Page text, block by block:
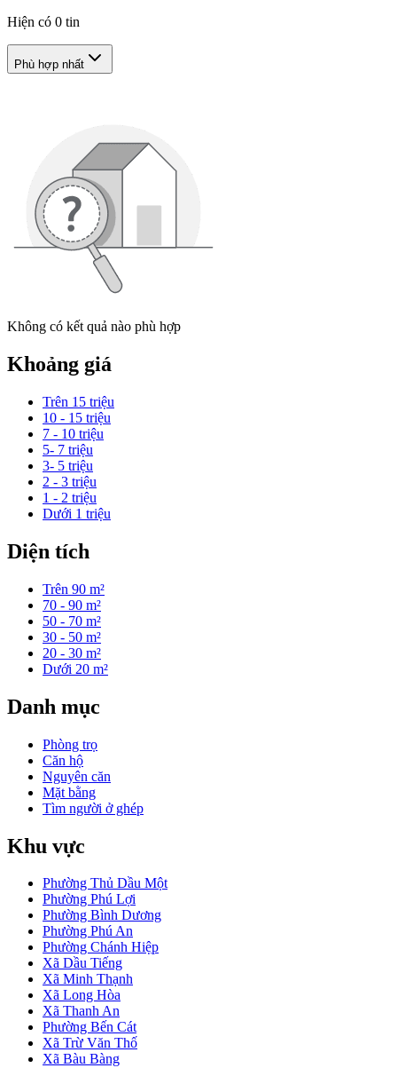
Hiện có 0 tin
Phù hợp nhất
Không có kết quả nào phù hợp
Khoảng giá
Trên 15 triệu
10 - 15 triệu
7 - 10 triệu
5- 7 triệu
3- 5 triệu
2 - 3 triệu
1 - 2 triệu
Dưới 1 triệu
Diện tích
Trên 90 m²
70 - 90 m²
50 - 70 m²
30 - 50 m²
20 - 30 m²
Dưới 20 m²
Danh mục
Phòng trọ
Căn hộ
Nguyên căn
Mặt bằng
Tìm người ở ghép
Khu vực
Phường Thủ Dầu Một
Phường Phú Lợi
Phường Bình Dương
Phường Phú An
Phường Chánh Hiệp
Xã Dầu Tiếng
Xã Minh Thạnh
Xã Long Hòa
Xã Thanh An
Phường Bến Cát
Xã Trừ Văn Thố
Xã Bàu Bàng